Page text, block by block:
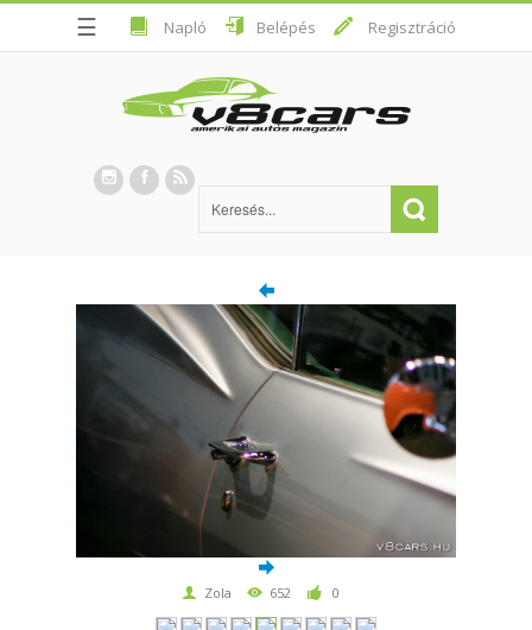
☰ Napló Belépés Regisztráció
Zola 652 0